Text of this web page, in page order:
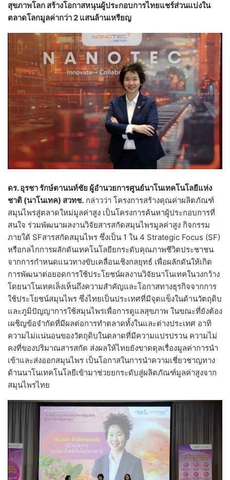
สุขภาพโลก สร้างโอกาสหนุนผู้ประกอบการไทยแชร์ส่วนแบ่งใน
ตลาดโลกมูลค่ากว่า 2 แสนล้านเหรียญ
ดร. อุรชา รักษ์ตานนท์ชัย ผู้อำนวยการศูนย์นาโนเทคโนโลยีแห่ง
ชาติ (นาโนเทค) สวทช. กล่าวว่า โครงการสร้างคุณค่าผลิตภัณฑ์
สมุนไพรสู่ตลาดใหม่มูลค่าสูง เป็นโครงการค้นหาผู้ประกอบการที่
สนใจ ร่วมพัฒนาผลงานวิจัยสารสกัดสมุนไพรมูลค่าสูง กิจกรรม
ภายใต้ SFสารสกัดสมุนไพร ซึ่งเป็น 1 ใน 4 Strategic Focus (SF)
หรือกลไกการผลักดันเทคโนโลยียกระดับคุณภาพชีวิตประชาชน
จากการกำหนดแนวทางขับเคลื่อนเชิงกลยุทธ์ เพื่อผลักดันให้เกิด
การพัฒนาต่อยอดการใช้ประโยชน์ผลงานวิจัยนาโนเทคในวงกว้าง
โดยนาโนเทคเล็งเห็นถึงความสำคัญและโอกาสทางธุรกิจจากการ
ใช้ประโยชน์สมุนไพร ซึ่งไทยเป็นประเทศที่มีจุดแข็งในด้านวัตถุดิบ
และภูมิปัญญาการใช้สมุนไพรเพื่อการดูแลสุขภาพ ในขณะที่ยังต้อง
เผชิญข้อจำกัดที่มีผลต่อการทำตลาดทั้งในและต่างประเทศ อาทิ
ความไม่แน่นอนของวัตถุดิบในตลาดที่มีความแปรปรวน ความไม่
คงที่ของปริมาณสารสกัด ส่งผลให้ไทยยังขาดดุลเรื่องมูลค่าการนำ
เข้าและส่งออกสมุนไพร เป็นโอกาสในการนำความเชี่ยวชาญทาง
ด้านนาโนเทคโนโลยีเข้ามาช่วยยกระดับสู่ผลิตภัณฑ์มูลค่าสูงจาก
สมุนไพรไทย